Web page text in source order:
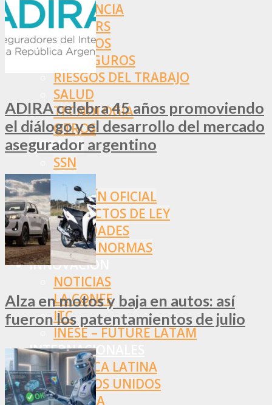
ASISTENCIA
BROKERS
SEGUROS
REASEGUROS
RIESGOS DEL TRABAJO
SALUD
TECNOLOGÍA
OTROS
NORMAS
SSN
SRT
BOLETÍN OFICIAL
PROYECTOS DE LEY
SOCIEDADES
OTRAS NORMAS
INNOVACIÓN
NOTICIAS
LA CONFE
ITC
INESE – FÜTURE LATAM
INTERNACIONALES
AMÉRICA LATINA
ESTADOS UNIDOS
EUROPA
ADIRA celebra 45 años promoviendo
el diálogo y el desarrollo del mercado
asegurador argentino
Alza en motos y baja en autos: así
fueron los patentamientos de julio